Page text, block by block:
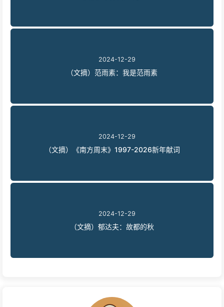
2024-12-29
（文摘）范雨素：我是范雨素
2024-12-29
（文摘）《南方周末》1997-2026新年献词
2024-12-29
（文摘）郁达夫：故都的秋